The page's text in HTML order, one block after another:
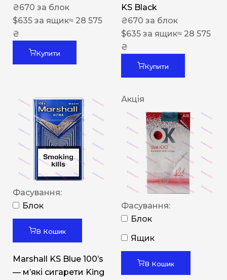
₴670 за блок
$635 за ящик≈ 28 575
₴
Купити
KS Black
₴670 за блок
$635 за ящик≈ 28 575
₴
Купити
Фасування:
Блок
В Кошик
Marshall KS Blue 100’s
— м’які сигарети King
Акція
Фасування:
Блок
Ящик
В Кошик